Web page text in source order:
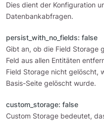
Dies dient der Konfiguration
Datenbankabfragen.
persist_with_no_fields: false
Gibt an, ob die Field Storage
Feld aus allen Entitäten
Field Storage nicht gelöscht,
Basis-Seite gelöscht wurde.
custom_storage: false
Custom Storage bedeutet,